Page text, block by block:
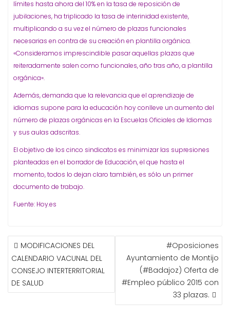
límites hasta ahora del 10% en la tasa de reposición de
jubilaciones, ha triplicado la tasa de interinidad existente,
multiplicando a su vez el número de plazas funcionales
necesarias en contra de su creación en plantilla orgánica.
«Consideramos imprescindible pasar aquellas plazas que
reiteradamente salen como funcionales, año tras año, a plantilla
orgánica».
Además, demanda que la relevancia que el aprendizaje de
idiomas supone para la educación hoy conlleve un aumento del
número de plazas orgánicas en la Escuelas Oficiales de Idiomas
y sus aulas adscritas.
El objetivo de los cinco sindicatos es minimizar las supresiones
planteadas en el borrador de Educación, el que hasta el
momento, todos lo dejan claro también, es sólo un primer
documento de trabajo.
Fuente: Hoy.es
NAVEGACIÓN
DE
ENTRADAS
MODIFICACIONES DEL
CALENDARIO VACUNAL DEL
CONSEJO INTERTERRITORIAL
DE SALUD
#Oposiciones
Ayuntamiento de Montijo
(#Badajoz) Oferta de
#Empleo público 2015 con
33 plazas.